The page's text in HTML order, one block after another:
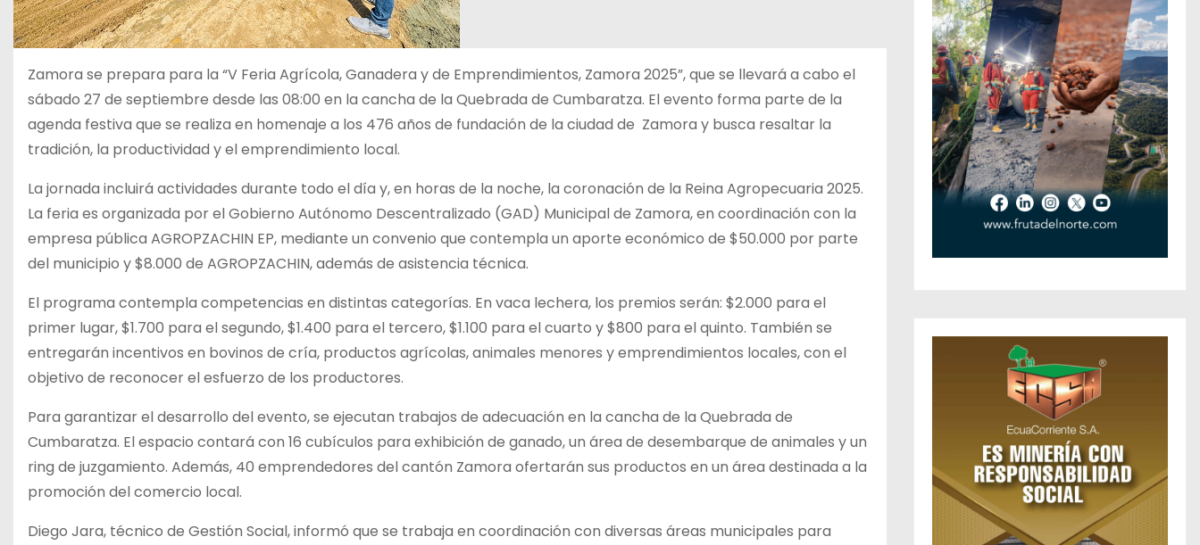
Zamora se prepara para la “V Feria Agrícola, Ganadera y de Emprendimientos, Zamora 2025”, que se llevará a cabo el
sábado 27 de septiembre desde las 08:00 en la cancha de la Quebrada de Cumbaratza. El evento forma parte de la
agenda festiva que se realiza en homenaje a los 476 años de fundación de la ciudad de Zamora y busca resaltar la
tradición, la productividad y el emprendimiento local.
La jornada incluirá actividades durante todo el día y, en horas de la noche, la coronación de la Reina Agropecuaria 2025.
La feria es organizada por el Gobierno Autónomo Descentralizado (GAD) Municipal de Zamora, en coordinación con la
empresa pública AGROPZACHIN EP, mediante un convenio que contempla un aporte económico de $50.000 por parte
del municipio y $8.000 de AGROPZACHIN, además de asistencia técnica.
El programa contempla competencias en distintas categorías. En vaca lechera, los premios serán: $2.000 para el
primer lugar, $1.700 para el segundo, $1.400 para el tercero, $1.100 para el cuarto y $800 para el quinto. También se
entregarán incentivos en bovinos de cría, productos agrícolas, animales menores y emprendimientos locales, con el
objetivo de reconocer el esfuerzo de los productores.
Para garantizar el desarrollo del evento, se ejecutan trabajos de adecuación en la cancha de la Quebrada de
Cumbaratza. El espacio contará con 16 cubículos para exhibición de ganado, un área de desembarque de animales y un
ring de juzgamiento. Además, 40 emprendedores del cantón Zamora ofertarán sus productos en un área destinada a la
promoción del comercio local.
Diego Jara, técnico de Gestión Social, informó que se trabaja en coordinación con diversas áreas municipales para